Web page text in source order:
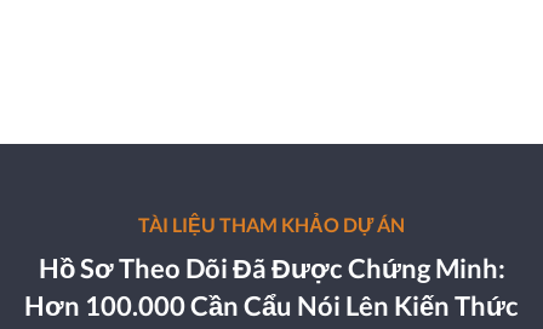
TÀI LIỆU THAM KHẢO DỰ ÁN
Hồ Sơ Theo Dõi Đã Được Chứng Minh:
Hơn 100.000 Cần Cẩu Nói Lên Kiến Thức